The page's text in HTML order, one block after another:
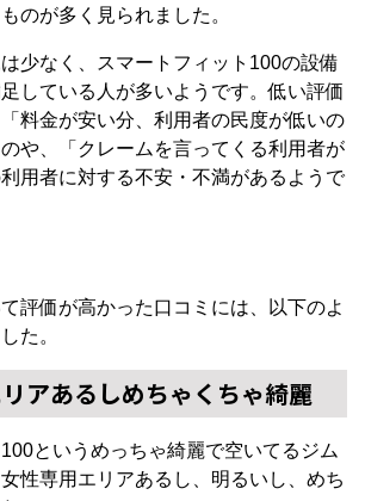
のが多く見られました。
少なく、スマートフィット100の設備
している人が多いようです。低い評価
料金が安い分、利用者の民度が低いの
や、「クレームを言ってくる利用者が
用者に対する不安・不満があるようで
評価が高かった口コミには、以下のよ
た。
アあるしめちゃくちゃ綺麗
というめっちゃ綺麗で空いてるジム
性専用エリアあるし、明るいし、めち